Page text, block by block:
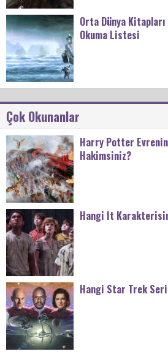
Orta Dünya
Okuma Listesi
Çok Okunanlar
Harry Potter
Hakimsiniz?
Hangi It
Hangi Star Trek